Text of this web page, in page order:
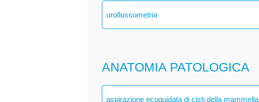
uroflussometria
ANATOMIA PATOLOGICA
aspirazione ecoguidata di cisti della mammella